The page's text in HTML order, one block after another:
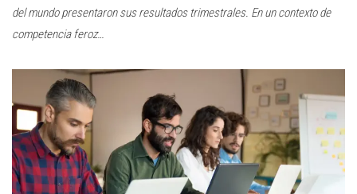
del mundo presentaron sus resultados trimestrales. En un contexto de
competencia feroz…